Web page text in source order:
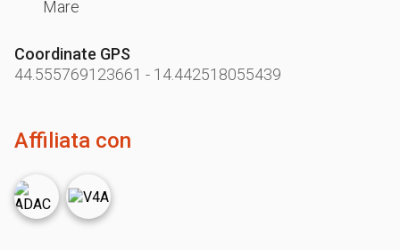
Mare
Coordinate GPS
44.555769123661 - 14.442518055439
Affiliata con